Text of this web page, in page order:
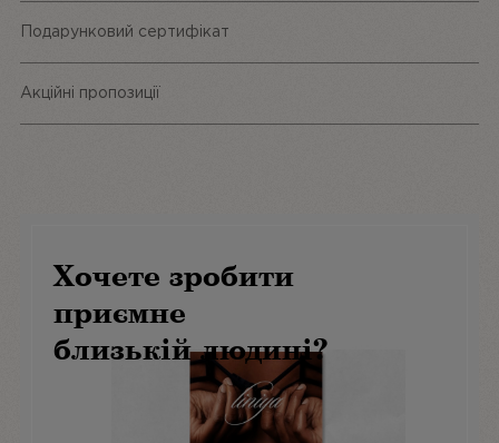
Подарунковий сертифікат
Акційні пропозиції
Хочете зробити
приємне
близькій людині?